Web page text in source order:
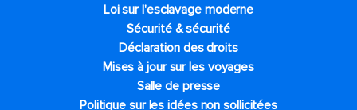
Loi sur l'esclavage moderne
Sécurité & sécurité
Déclaration des droits
Mises à jour sur les voyages
Salle de presse
Politique sur les idées non sollicitées